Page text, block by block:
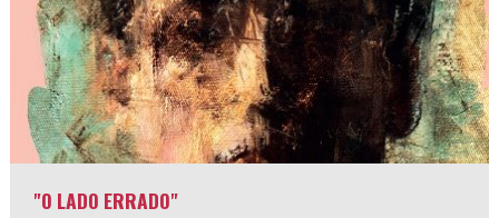
"O LADO ERRADO"